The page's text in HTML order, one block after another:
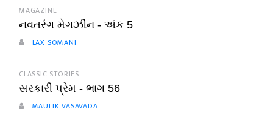
MAGAZINE
નવતરંગ મેગઝીન - અંક 5
LAX SOMANI
CLASSIC STORIES
સરકારી પ્રેમ - ભાગ 56
MAULIK VASAVADA